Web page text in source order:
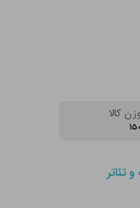
کالا
تئاتر